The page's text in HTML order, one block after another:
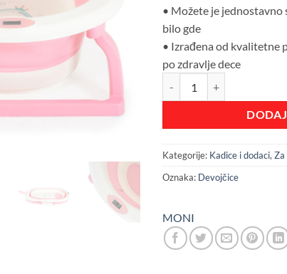
• Možete je
bilo gde
• Izrađena od kvalitetne
po zdravlje dece
Kategorije: Kadice i dodaci,Za
Oznaka: Devojčice
MONI